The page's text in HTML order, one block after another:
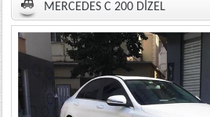
MERCEDES C 200 DİZEL